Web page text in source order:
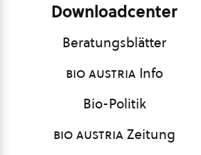
Downloadcenter
Beratungsblätter
bio austria Info
Bio-Politik
bio austriaZeitung